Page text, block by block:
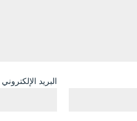
البريد الإلكتروني